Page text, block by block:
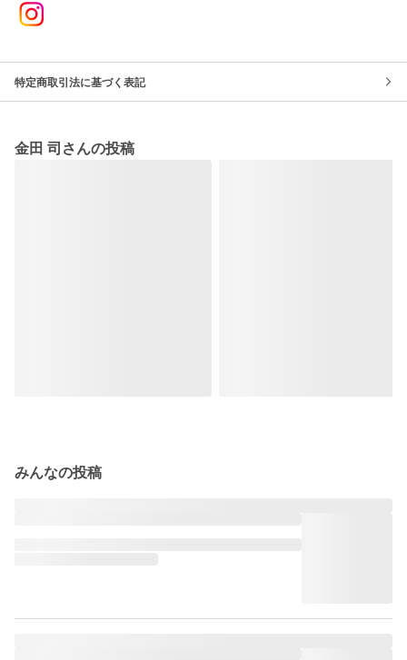
特定商取引法に基づく表記
金田 司さんの投稿
みんなの投稿